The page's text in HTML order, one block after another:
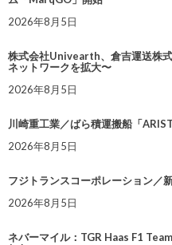
2026年8月5日
株式会社Univearth、倉吉運送株
ネットワークを拡大〜
2026年8月5日
川崎重工業／ばら積運搬船「
2026年8月5日
フジトランスコーポレーション／
2026年8月5日
ネバーマイル：TGR Haas F1